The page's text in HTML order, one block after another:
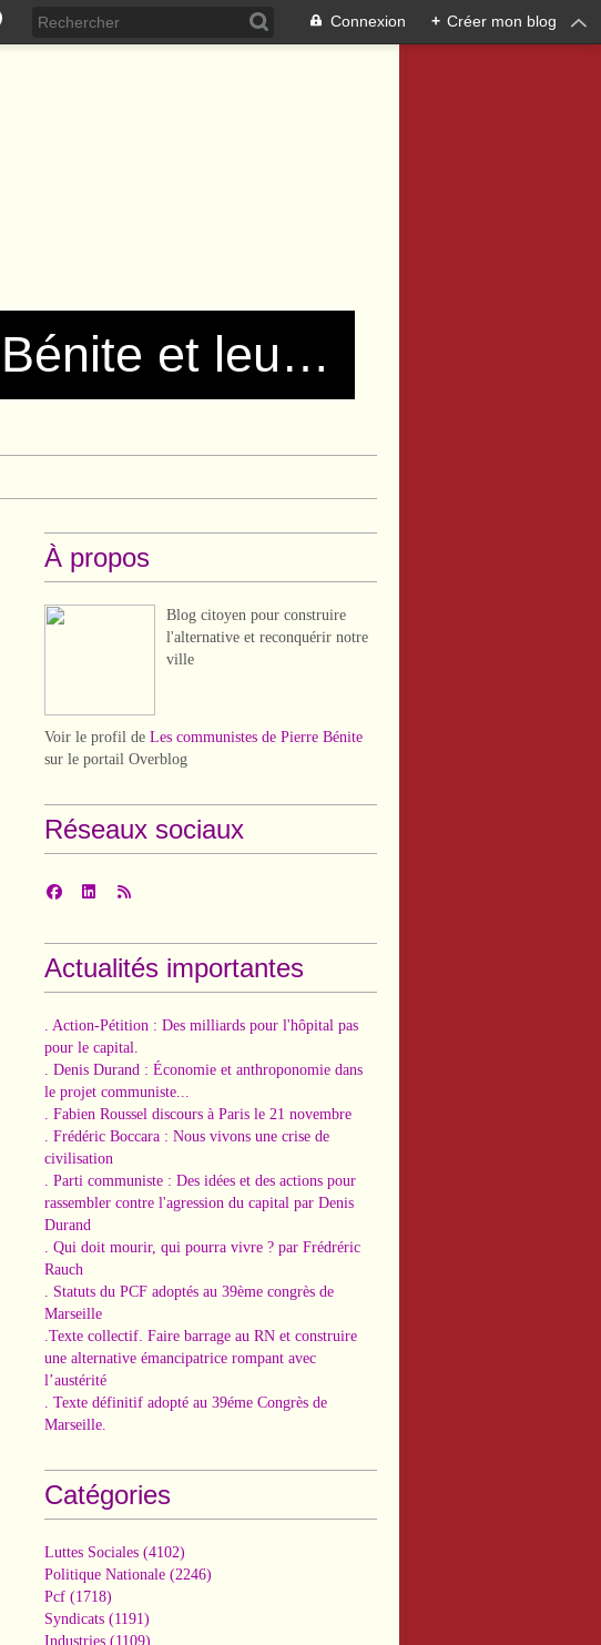
Connexion + Créer mon blog
Les communistes de Pierre Bénite et leurs amis !
À propos
Blog citoyen pour construire
l'alternative et reconquérir notre
ville
Voir le profil de Les communistes de Pierre Bénite
sur le portail Overblog
Réseaux sociaux
Actualités importantes
. Action-Pétition : Des milliards pour l'hôpital pas
pour le capital.
. Denis Durand : Économie et anthroponomie dans
le projet communiste...
. Fabien Roussel discours à Paris le 21 novembre
. Frédéric Boccara : Nous vivons une crise de
civilisation
. Parti communiste : Des idées et des actions pour
rassembler contre l'agression du capital par Denis
Durand
. Qui doit mourir, qui pourra vivre ? par Frédréric
Rauch
. Statuts du PCF adoptés au 39ème congrès de
Marseille
.Texte collectif. Faire barrage au RN et construire
une alternative émancipatrice rompant avec
l’austérité
. Texte définitif adopté au 39éme Congrès de
Marseille.
Catégories
Luttes Sociales (4102)
Politique Nationale (2246)
Pcf (1718)
Syndicats (1191)
Industries (1109)